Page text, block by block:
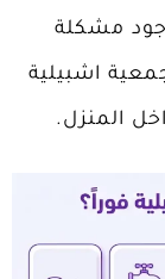
مشكلة
اشبيلية
المنزل.